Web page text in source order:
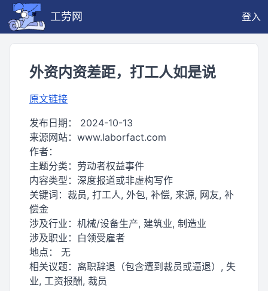
工劳网 登入
外资内资差距，打工人如是说
原文链接
发布日期： 2024-10-13
来源网站： www.laborfact.com
作者：
主题分类： 劳动者权益事件
内容类型： 深度报道或非虚构写作
关键词： 裁员, 打工人, 外包, 补偿, 来源, 网友, 补
偿金
涉及行业： 机械/设备生产, 建筑业, 制造业
涉及职业： 白领受雇者
地点： 无
相关议题： 离职辞退（包含遭到裁员或逼退）, 失
业, 工资报酬, 裁员